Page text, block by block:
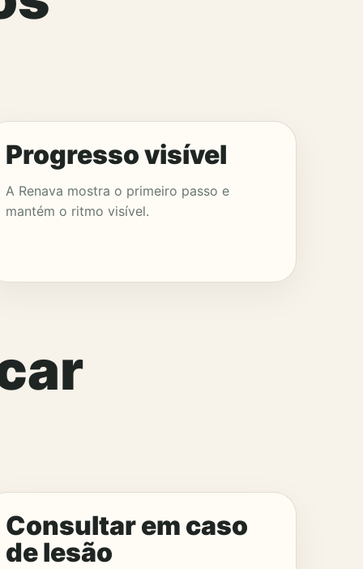
Progresso visível
A Renava mostra o primeiro passo e
mantém o ritmo visível.
Consultar em caso
de lesão